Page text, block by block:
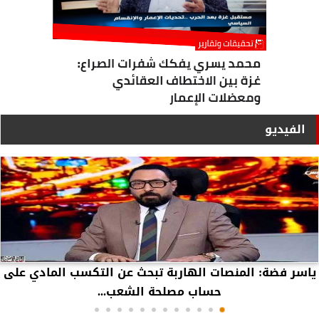
الفيديو
ياسر فضة: المنصات الهاربة تبحث عن التكسب المادي على
حساب مصلحة الشعب...